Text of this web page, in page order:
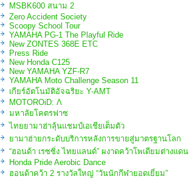
MSBK600 สนาม 2
Zero Accident Society
Scoopy School Tour
YAMAHA PG-1 The Playful Ride
New ZONTES 368E ETC
Press Ride
New Honda C125
New YAMAHA YZF-R7
YAMAHA Moto Challenge Season 11
เกียร์อัตโนมัติอัจฉริยะ Y-AMT
MOTOROiD: Λ
มหาลัยโคตรฟาซ
ไทยยามาฮ่าลุ้นแชมป์เอเชียเต็มตัว
ยามาฮ่ายกระดับบริการหลังการขายสู่มาตรฐานโลก
“ฮอนด้า เรซซิ่ง ไทยแลนด์” ผงาดคว้าโพเดียมต่างแดน
Honda Pride Aerobic Dance
ฮอนด้าคว้า 2 รางวัลใหญ่ “วันนักกีฬายอดเยี่ยม”